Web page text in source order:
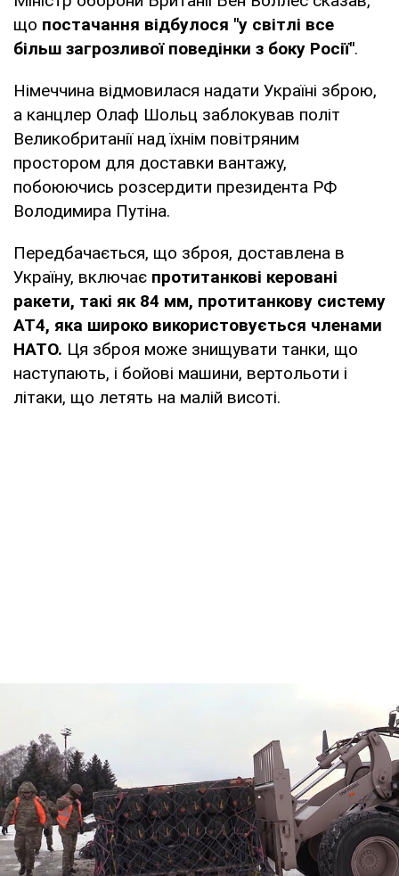
що постачання відбулося "у світлі все
більш загрозливої поведінки з боку Росії".
Німеччина відмовилася надати Україні зброю,
а канцлер Олаф Шольц заблокував політ
Великобританії над їхнім повітряним
простором для доставки вантажу,
побоюючись розсердити президента РФ
Володимира Путіна.
Передбачається, що зброя, доставлена в
Україну, включає протитанкові керовані
ракети, такі як 84 мм, протитанкову систему
AT4, яка широко використовується членами
НАТО. Ця зброя може знищувати танки, що
наступають, і бойові машини, вертольоти і
літаки, що летять на малій висоті.